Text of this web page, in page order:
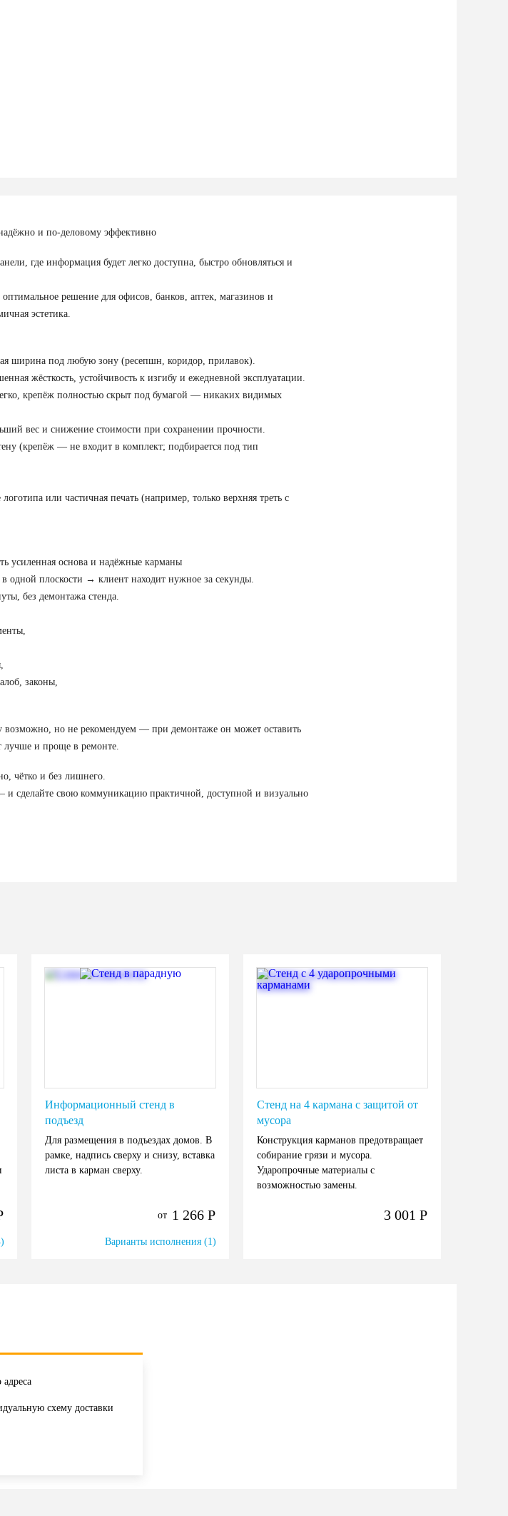
и по-деловому эффективно
где информация будет легко доступна, быстро обновляться и
решение для офисов, банков, аптек, магазинов и
эстетика.
ширина под любую зону (ресепшн, коридор, прилавок).
жёсткость, устойчивость к изгибу и ежедневной эксплуатации.
крепёж полностью скрыт под бумагой — никаких видимых
вес и снижение стоимости при сохранении прочности.
(крепёж — не входит в комплект; подбирается под тип
или частичная печать (например, только верхняя треть с
усиленная основа и надёжные карманы
плоскости → клиент находит нужное за секунды.
без демонтажа стенда.
законы,
возможно, но не рекомендуем — при демонтаже он может оставить
лучше и проще в ремонте.
чётко и без лишнего.
и сделайте свою коммуникацию практичной, доступной и визуально
Информационный стенд в
подъезд
Для размещения в подъездах домов. В
рамке, надпись сверху и снизу, вставка
листа в карман сверху.
от 1 266 Р
Варианты исполнения (1)
Стенд на 4 кармана с защитой от
мусора
Конструкция карманов предотвращает
собирание грязи и мусора.
Ударопрочные материалы с
возможностью замены.
3 001 Р
схему доставки